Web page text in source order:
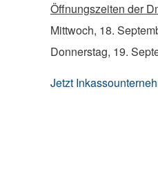
Öffnungszeiten der
Mittwoch, 18.
Donnerstag, 19.
Jetzt